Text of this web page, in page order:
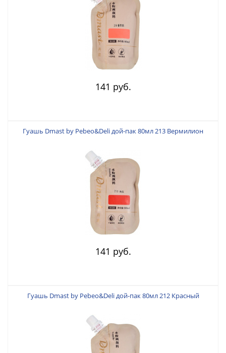
141 руб.
Гуашь Dmast by Pebeo&Deli дой-пак 80мл 213 Вермилион
141 руб.
Гуашь Dmast by Pebeo&Deli дой-пак 80мл 212 Красный